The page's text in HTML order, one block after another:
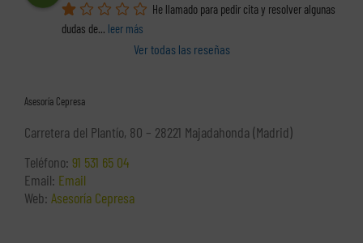
He llamado para pedir cita y resolver algunas
dudas de
leer más
Ver todas las reseñas
Asesoría Cepresa
Carretera del Plantío, 80 – 28221 Majadahonda (Madrid)
Teléfono: 91 531 65 04
Email: Email
Web: Asesoría Cepresa